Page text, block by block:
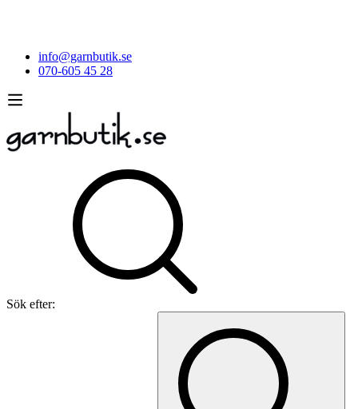
info@garnbutik.se
070-605 45 28
Sök efter: